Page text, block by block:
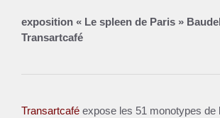
exposition « Le spleen de Paris »
Transartcafé
Transartcafé expose les 51 monotypes de